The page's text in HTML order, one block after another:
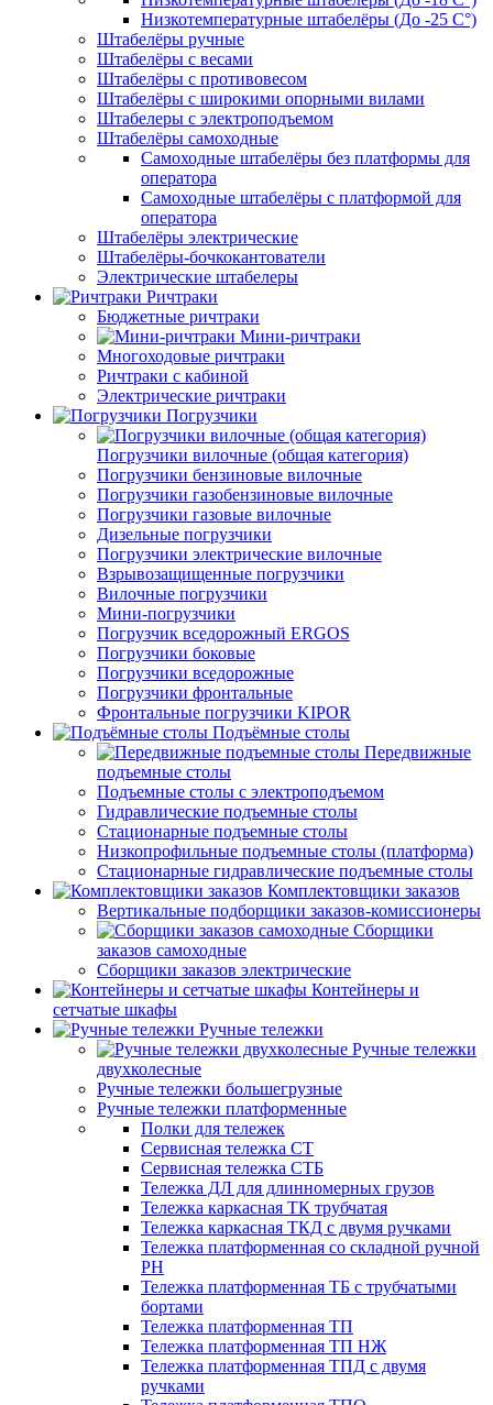
Низкотемпературные штабелёры (До -25 C°)
Штабелёры ручные
Штабелёры с весами
Штабелёры с противовесом
Штабелёры с широкими опорными вилами
Штабелеры с электроподъемом
Штабелёры самоходные
Самоходные штабелёры без платформы для
оператора
Самоходные штабелёры с платформой для
оператора
Штабелёры электрические
Штабелёры-бочкокантователи
Электрические штабелеры
Ричтраки
Бюджетные ричтраки
Мини-ричтраки
Многоходовые ричтраки
Ричтраки с кабиной
Электрические ричтраки
Погрузчики
Погрузчики вилочные (общая категория)
Погрузчики бензиновые вилочные
Погрузчики газобензиновые вилочные
Погрузчики газовые вилочные
Дизельные погрузчики
Погрузчики электрические вилочные
Взрывозащищенные погрузчики
Вилочные погрузчики
Мини-погрузчики
Погрузчик вседорожный ERGOS
Погрузчики боковые
Погрузчики вседорожные
Погрузчики фронтальные
Фронтальные погрузчики KIPOR
Подъёмные столы
Передвижные
подъемные столы
Подъемные столы с электроподъемом
Гидравлические подъемные столы
Стационарные подъемные столы
Низкопрофильные подъемные столы (платформа)
Стационарные гидравлические подъемные столы
Комплектовщики заказов
Вертикальные подборщики заказов-комиссионеры
Сборщики
заказов самоходные
Сборщики заказов электрические
Контейнеры и
сетчатые шкафы
Ручные тележки
Ручные тележки
двухколесные
Ручные тележки большегрузные
Ручные тележки платформенные
Полки для тележек
Сервисная тележка СТ
Сервисная тележка СТБ
Тележка ДЛ для длинномерных грузов
Тележка каркасная ТК трубчатая
Тележка каркасная ТКД с двумя ручками
Тележка платформенная со складной ручной
PH
Тележка платформенная ТБ с трубчатыми
бортами
Тележка платформенная ТП
Тележка платформенная ТП НЖ
Тележка платформенная ТПД с двумя
ручками